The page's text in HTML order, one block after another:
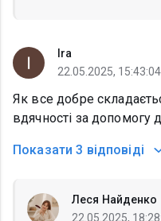
Ira
22.05.2025, 15:43:04
Як все добре
вдячності за допомогу
Показати 3 відповіді
Леся Найденко
22.05.2025,